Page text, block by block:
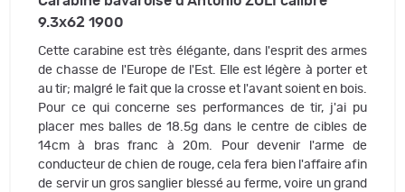
9.3x62 1900
Cette carabine est très élégante, dans l'esprit des armes
de chasse de l'Europe de l'Est. Elle est légère à porter et
au tir; malgré le fait que la crosse et l'avant soient en bois.
Pour ce qui concerne ses performances de tir, j'ai pu
placer mes balles de 18.5g dans le centre de cibles de
14cm à bras franc à 20m. Pour devenir l'arme de
conducteur de chien de rouge, cela fera bien l'affaire afin
de servir un gros sanglier blessé au ferme, voire un grand